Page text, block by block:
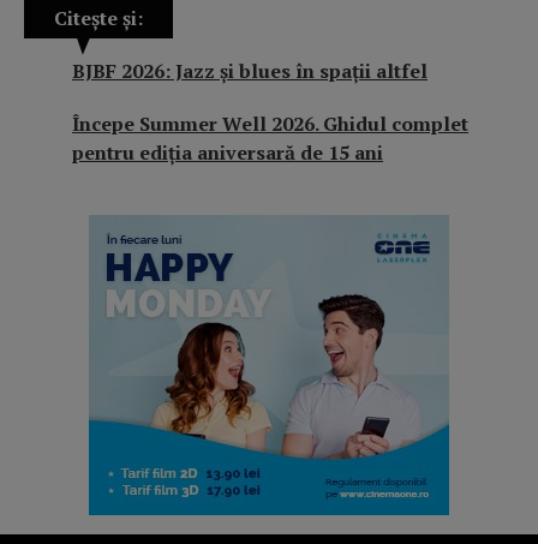
Citește și:
BJBF 2026: Jazz și blues în spații altfel
Începe Summer Well 2026. Ghidul complet
pentru ediția aniversară de 15 ani